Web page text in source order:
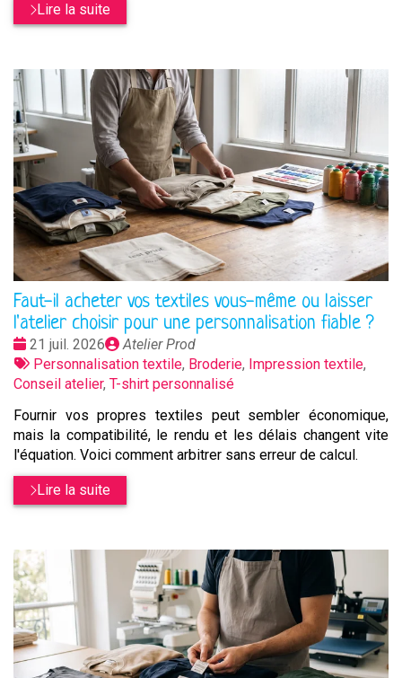
Lire la suite
Faut-il acheter vos textiles vous-même ou laisser
l'atelier choisir pour une personnalisation fiable ?
Date
:
21 juil. 2026
Publié
par
Atelier Prod
Tags
:
Personnalisation textile, Broderie, Impression textile,
Conseil atelier, T-shirt personnalisé
Fournir vos propres textiles peut sembler économique,
mais la compatibilité, le rendu et les délais changent vite
l'équation. Voici comment arbitrer sans erreur de calcul.
Lire la suite